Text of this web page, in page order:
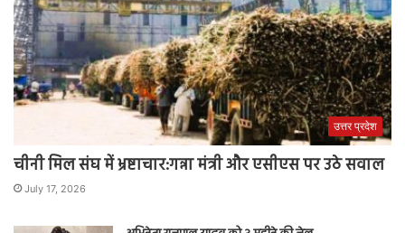
उत्तर प्रदेश
चीनी मिल संघ में भ्रष्टाचार:गन्ना मंत्री और एसीएस पर उठे सवाल
July 17, 2026